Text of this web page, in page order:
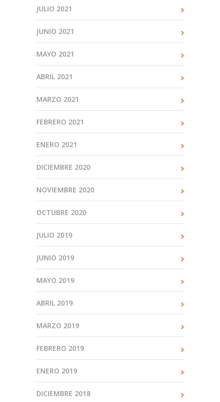
JULIO 2021
JUNIO 2021
MAYO 2021
ABRIL 2021
MARZO 2021
FEBRERO 2021
ENERO 2021
DICIEMBRE 2020
NOVIEMBRE 2020
OCTUBRE 2020
JULIO 2019
JUNIO 2019
MAYO 2019
ABRIL 2019
MARZO 2019
FEBRERO 2019
ENERO 2019
DICIEMBRE 2018